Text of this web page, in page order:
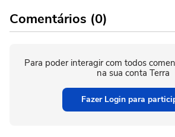
Comentários (0)
Para poder interagir com todos
na sua conta Terra
Fazer Login para